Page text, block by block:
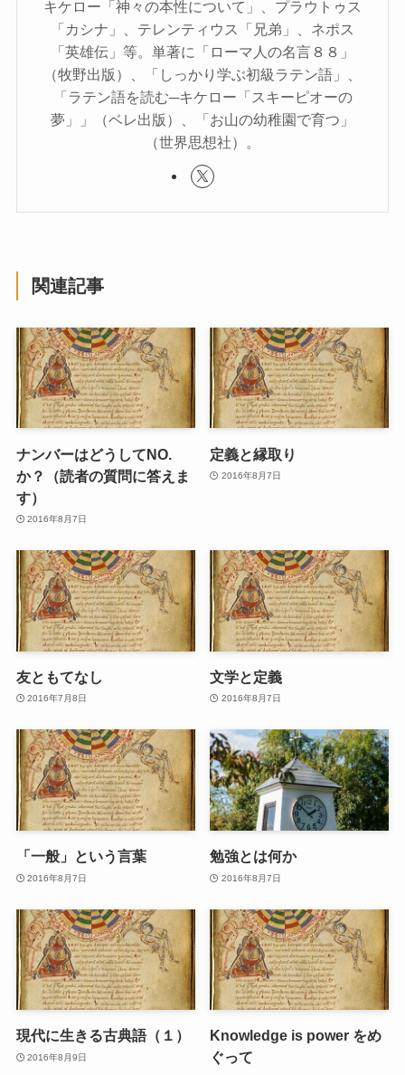
キケロー「神々の本性について」、プラウトゥス
「カシナ」、テレンティウス「兄弟」、ネポス
「英雄伝」等。単著に「ローマ人の名言８８」
（牧野出版）、「しっかり学ぶ初級ラテン語」、
「ラテン語を読む─キケロー「スキーピオーの
夢」」（ベレ出版）、「お山の幼稚園で育つ」
（世界思想社）。
関連記事
ナンバーはどうしてNO.
か？（読者の質問に答えま
す）
2016年8月7日
定義と縁取り
2016年8月7日
友ともてなし
2016年7月8日
文学と定義
2016年8月7日
「一般」という言葉
2016年8月7日
勉強とは何か
2016年8月7日
現代に生きる古典語（１）
2016年8月9日
Knowledge is power をめ
ぐって